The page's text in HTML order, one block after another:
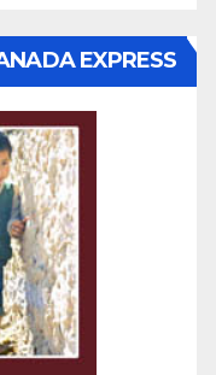
EXPRESS